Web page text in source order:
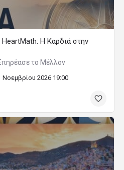
Η Καρδιά στην
το Μέλλον
2026 19:00